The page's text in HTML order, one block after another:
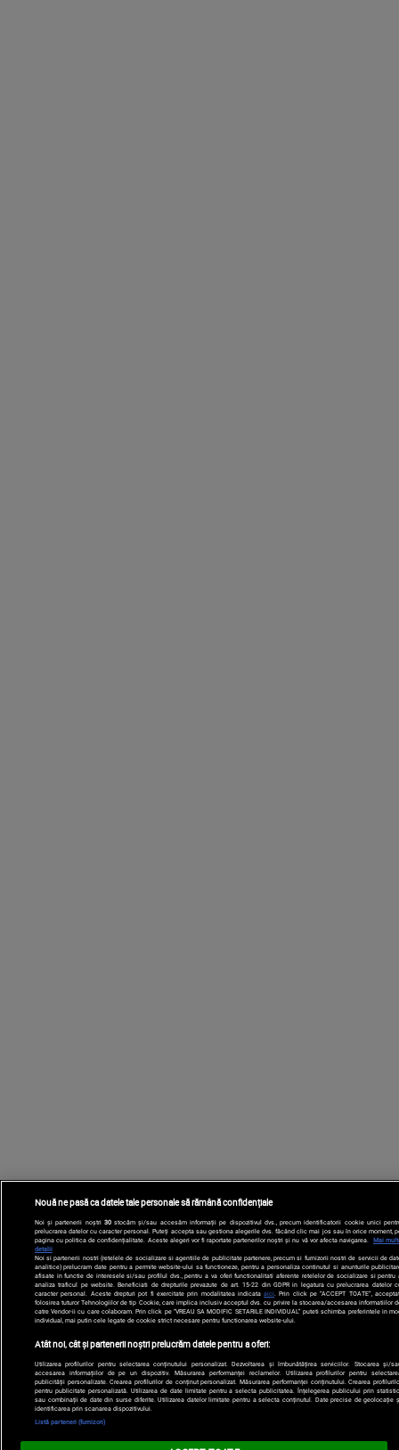
Nouă ne pasă ca datele tale personale să rămână confidențiale
Noi și partenerii noștri 30stocăm și/sau accesăm informații pe dispozitivul dvs., precum identificatorii cookie unici
prelucrarea datelor cu caracter personal. Puteți accepta sau gestiona alegerile dvs. făcând clic mai jos sau în orice moment,
pagina cu politica de confidențialitate. Aceste alegeri vor fi raportate partenerilor noștri și nu vă vor afecta navigarea.
Mai
detalii
Noi si partenerii nostri (retelele de socializare si agentiile de publicitate partenere, precum si furnizorii nostri de servicii de
analitice) prelucram date pentru a permite website-ului sa functioneze, pentru a personaliza continutul si anunturile
afisate in functie de interesele si/sau profilul dvs., pentru a va oferi functionalitati aferente retelelor de socializare si pentru
analiza traficul pe website. Beneficiati de drepturile prevazute de art. 15-22 din GDPR in legatura cu prelucrarea datelor
caracter personal. Aceste drepturi pot fi exercitate prin modalitatea indicataaici . Prin click pe “ACCEPT TOATE”,
folosirea tuturor Tehnologiilor de tip Cookie, care implica inclusiv acceptul dvs. cu privire la stocarea/accesarea informatiilor
catre Vendor-ii cu care colaboram. Prin click pe “VREAU SA MODIFIC SETARILE INDIVIDUAL” puteti schimba preferintele in
individual, mai putin cele legate de cookie strict necesare pentru functionarea website-ului.
Atât noi, cât și partenerii noștri prelucrăm datele pentru a oferi:
Utilizarea profilurilor pentru selectarea conținutului personalizat. Dezvoltarea și îmbunătățirea serviciilor. Stocarea și/
accesarea informațiilor de pe un dispozitiv. Măsurarea performanței reclamelor. Utilizarea profilurilor pentru
publicității personalizate. Crearea profilurilor de conținut personalizat. Măsurarea performanței conținutului. Crearea
pentru publicitate personalizată. Utilizarea de date limitate pentru a selecta publicitatea. Înțelegerea publicului prin
sau combinații de date din surse diferite. Utilizarea datelor limitate pentru a selecta conținutul. Date precise de geolocație
identificarea prin scanarea dispozitivului.
Listă parteneri (furnizori)